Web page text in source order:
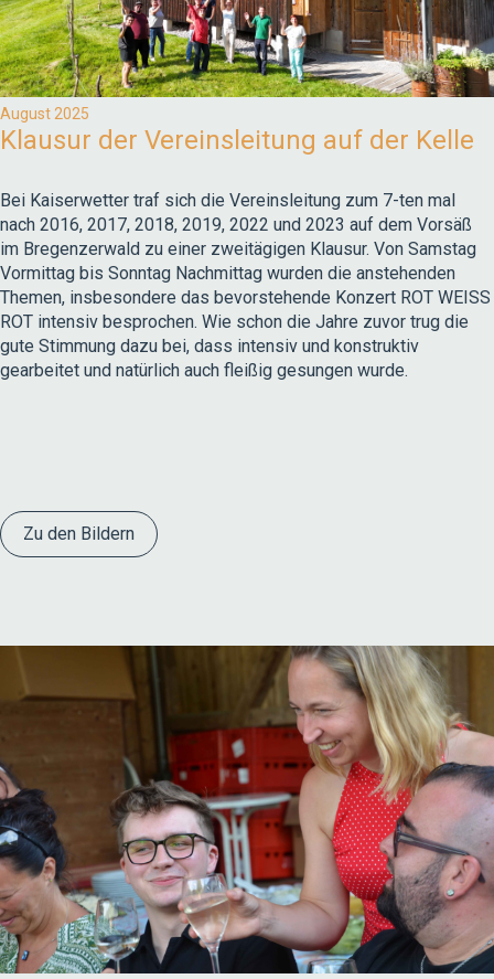
August 2025
Klausur der Vereinsleitung auf der Kelle
Bei Kaiserwetter traf sich die Vereinsleitung zum 7-ten mal
nach 2016, 2017, 2018, 2019, 2022 und 2023 auf dem Vorsäß
im Bregenzerwald zu einer zweitägigen Klausur. Von Samstag
Vormittag bis Sonntag Nachmittag wurden die anstehenden
Themen, insbesondere das bevorstehende Konzert ROT WEISS
ROT intensiv besprochen. Wie schon die Jahre zuvor trug die
gute Stimmung dazu bei, dass intensiv und konstruktiv
gearbeitet und natürlich auch fleißig gesungen wurde.
Zu den Bildern